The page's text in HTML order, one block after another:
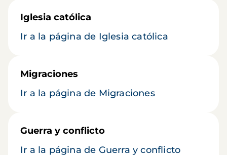
Iglesia católica
Ir a la página de Iglesia católica
Migraciones
Ir a la página de Migraciones
Guerra y conflicto
Ir a la página de Guerra y conflicto